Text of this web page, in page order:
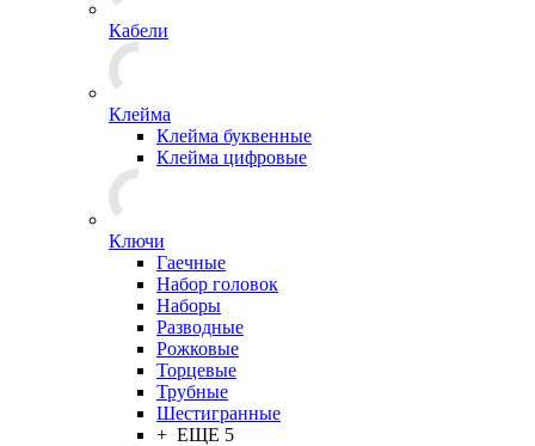
Кабели
Клейма
Клейма буквенные
Клейма цифровые
Ключи
Гаечные
Набор головок
Наборы
Разводные
Рожковые
Торцевые
Трубные
Шестигранные
+ ЕЩЕ 5